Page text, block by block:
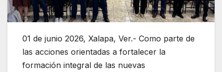
01 de junio 2026, Xalapa, Ver.- Como parte de
las acciones orientadas a fortalecer la
formación integral de las nuevas